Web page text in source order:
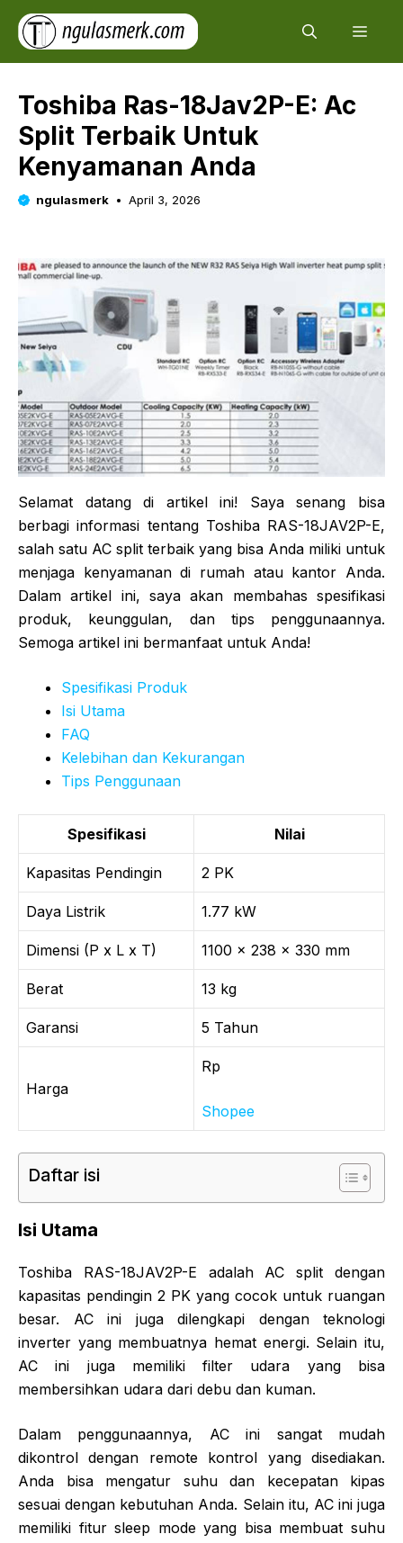
Skip
content
Toshiba Ras-18Jav2P-E: Ac
Split Terbaik Untuk
Kenyamanan Anda
ngulasmerk April 3, 2026
Selamat datang di artikel ini! Saya senang bisa
berbagi informasi tentang Toshiba RAS-18JAV2P-E,
salah satu AC split terbaik yang bisa Anda miliki untuk
menjaga kenyamanan di rumah atau kantor Anda.
Dalam artikel ini, saya akan membahas spesifikasi
produk, keunggulan, dan tips penggunaannya.
Semoga artikel ini bermanfaat untuk Anda!
Spesifikasi Produk
Isi Utama
FAQ
Kelebihan dan Kekurangan
Tips Penggunaan
Spesifikasi Nilai
Kapasitas Pendingin 2 PK
Daya Listrik 1.77 kW
Dimensi (P x L x T) 1100 x 238 x 330 mm
Berat 13 kg
Garansi 5 Tahun
Harga
Rp
Shopee
Daftar isi
Isi Utama
Toshiba RAS-18JAV2P-E adalah AC split dengan
kapasitas pendingin 2 PK yang cocok untuk ruangan
besar. AC ini juga dilengkapi dengan teknologi
inverter yang membuatnya hemat energi. Selain itu,
AC ini juga memiliki filter udara yang bisa
membersihkan udara dari debu dan kuman.
Dalam penggunaannya, AC ini sangat mudah
dikontrol dengan remote kontrol yang disediakan.
Anda bisa mengatur suhu dan kecepatan kipas
sesuai dengan kebutuhan Anda. Selain itu, AC ini juga
memiliki fitur sleep mode yang bisa membuat suhu